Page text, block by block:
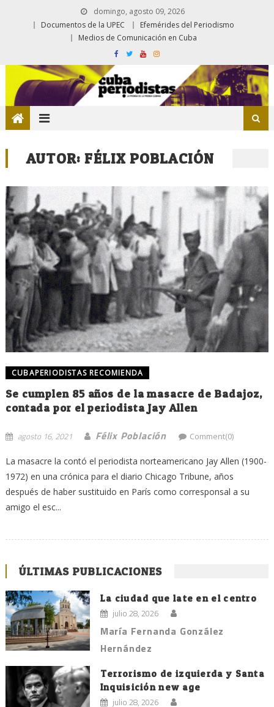
domingo, agosto 09, 2026
Documentos de la UPEC
Efemérides del Periodismo
Medios de Comunicación en Cuba
AUTOR:FÉLIX POBLACIÓN
CUBAPERIODISTAS RECOMIENDA
Se cumplen 85 años de la masacre de Badajoz,
contada por el periodista Jay Allen
agosto 16, 2021 Félix Población Comment(0)
La masacre la contó el periodista norteamericano Jay Allen (1900-
1972) en una crónica para el diario Chicago Tribune, años
después de haber sustituido en París como corresponsal a su
amigo el esc...
ÚLTIMAS PUBLICACIONES
La ciudad que late en el centro
julio 28, 2026
María Fernanda González
Hernández
Terrorismo de izquierda y Santa
Inquisición new age
julio 28, 2026